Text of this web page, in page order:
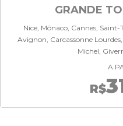
GRANDE
Nice, Mônaco, Cannes,
Avignon, Carcassonne
Michel,
A
R$